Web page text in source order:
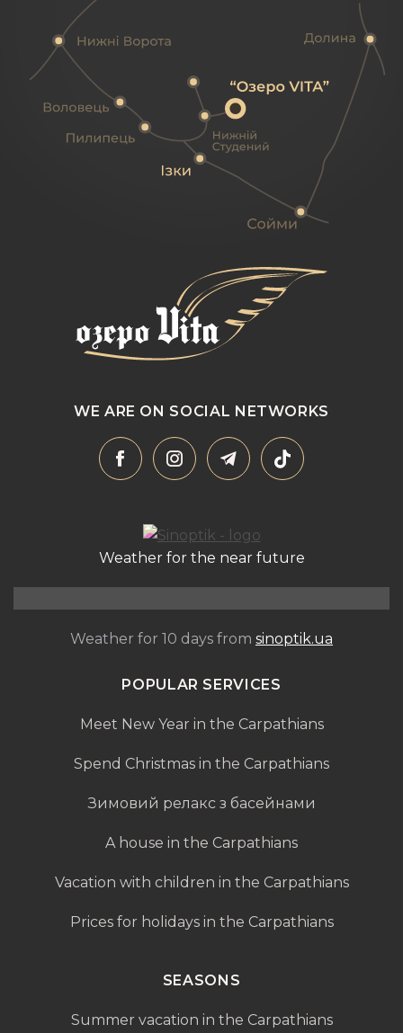
WE ARE ON SOCIAL NETWORKS
Weather for the near future
Weather for 10 days from sinoptik.ua
POPULAR SERVICES
Meet New Year in the Carpathians
Spend Christmas in the Carpathians
Зимовий релакс з басейнами
A house in the Carpathians
Vacation with children in the Carpathians
Prices for holidays in the Carpathians
SEASONS
Summer vacation in the Carpathians